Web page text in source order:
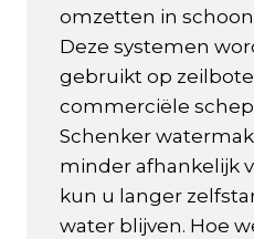
omzetten in
Deze systemen
gebruikt op
commerciële
Schenker
minder afhankelijk
kun u langer
water blijven. Hoe